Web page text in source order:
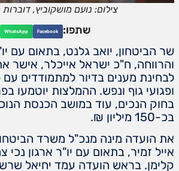
צילום: נועם מושקוביץ,
שתפו: Facebook
WhatsApp
שר הביטחון, יואב גלנט, בתאום עם
והרווחה, ח"כ ישראל אייכלר, אישר
לבחינת מענים בדיור למתמודדים
ופגועי גוף ונפש. ההמלצות יוטמעו
בחוק הנכים, עוד במושב הכנסת
בכ-150 מיליון ₪.
את הועדה מינה מנכ"ל משרד
אייל זמיר, בתאום עם יו"ר ארגון נכי
קלימן. בראש הועדה עמד יחיאל